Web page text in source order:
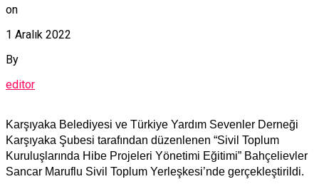
on
1 Aralık 2022
By
editor
Karşıyaka Belediyesi ve Türkiye Yardım Sevenler Derneği
Karşıyaka Şubesi tarafından düzenlenen “Sivil Toplum
Kuruluşlarında Hibe Projeleri Yönetimi Eğitimi” Bahçelievler
Sancar Maruflu Sivil Toplum Yerleşkesi’nde gerçekleştirildi.